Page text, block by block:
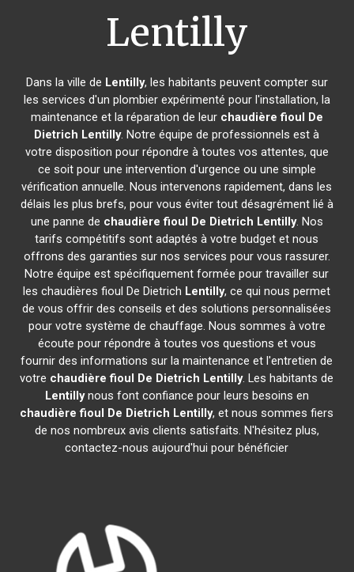
Lentilly
Dans la ville de Lentilly, les habitants peuvent compter sur
les services d'un plombier expérimenté pour l'installation, la
maintenance et la réparation de leur chaudière fioul De
Dietrich Lentilly. Notre équipe de professionnels est à
votre disposition pour répondre à toutes vos attentes, que
ce soit pour une intervention d'urgence ou une simple
vérification annuelle. Nous intervenons rapidement, dans les
délais les plus brefs, pour vous éviter tout désagrément lié à
une panne de chaudière fioul De Dietrich Lentilly. Nos
tarifs compétitifs sont adaptés à votre budget et nous
offrons des garanties sur nos services pour vous rassurer.
Notre équipe est spécifiquement formée pour travailler sur
les chaudières fioul De Dietrich Lentilly, ce qui nous permet
de vous offrir des conseils et des solutions personnalisées
pour votre système de chauffage. Nous sommes à votre
écoute pour répondre à toutes vos questions et vous
fournir des informations sur la maintenance et l'entretien de
votre chaudière fioul De Dietrich Lentilly. Les habitants de
Lentillynous font confiance pour leurs besoins en
chaudière fioul De Dietrich Lentilly, et nous sommes fiers
de nos nombreux avis clients satisfaits. N'hésitez plus,
contactez-nous aujourd'hui pour bénéficier